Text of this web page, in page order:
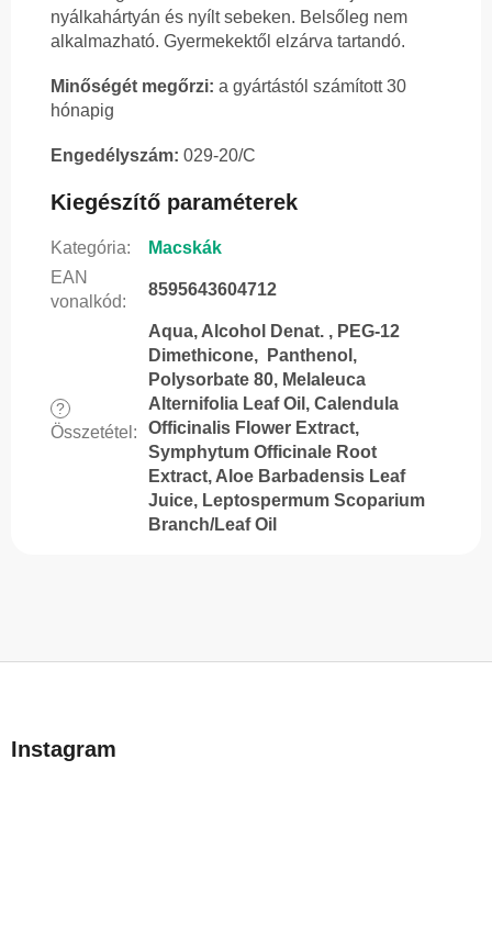
nyálkahártyán és nyílt sebeken. Belsőleg nem
alkalmazható. Gyermekektől elzárva tartandó.
Minőségét megőrzi: a gyártástól számított 30
hónapig
Engedélyszám: 029-20/C
Kiegészítő paraméterek
Kategória:
Macskák
EAN
vonalkód:
8595643604712
?
Összetétel :
Aqua, Alcohol Denat. , PEG-12
Dimethicone, Panthenol,
Polysorbate 80, Melaleuca
Alternifolia Leaf Oil, Calendula
Officinalis Flower Extract,
Symphytum Officinale Root
Extract, Aloe Barbadensis Leaf
Juice, Leptospermum Scoparium
Branch/Leaf Oil
bInstagram